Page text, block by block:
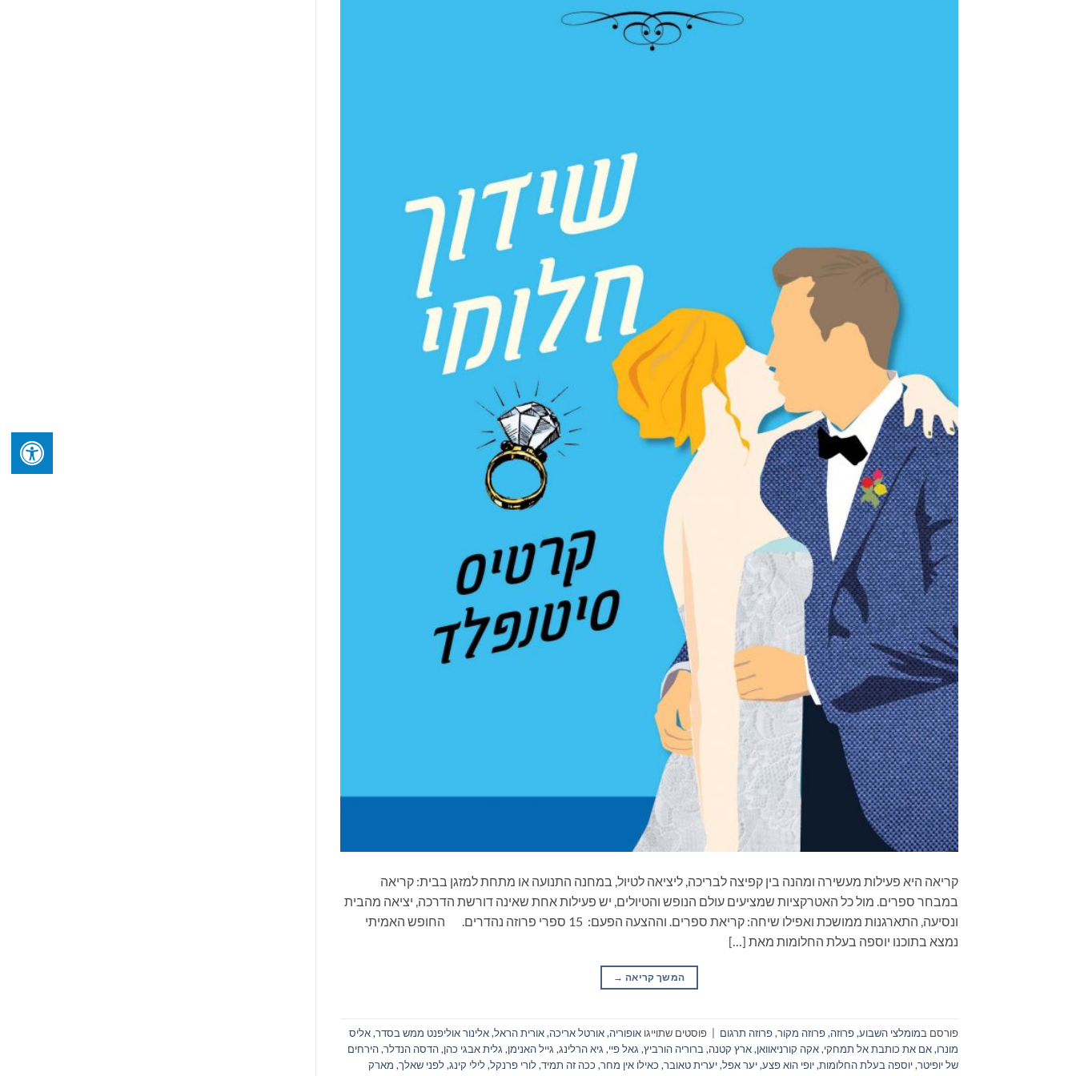
קריאה היא פעילות מעשירה ומהנה בין קפיצה לבריכה, ליציאה לטיול, במחנה התנועה או מתחת למזגן בבית: קריאה
במבחר ספרים. מול כל האטרקציות שמציעים עולם הנופש והטיולים, יש פעילות אחת שאינה דורשת הדרכה, יציאה מהבית
ונסיעה, התארגנות ממושכת ואפילו שיחה: קריאת ספרים. וההצעה הפעם: 15 ספרי פרוזה נהדרים. החופש האמיתי
נמצא בתוכנו יוספה בעלת החלומות מאת […]
המשך קריאה →
פורסם במומלצי השבוע,פרוזה,פרוזה מקור,פרוזה תרגום פוסטים שתוייגו אופוריה,אורטל אריכה,אורית הראל,אלינור אוליפנט ממש בסדר,אליס
מונרו,אם את כותבת אל תמחקי,אקה קורניאוואן,ארץ קטנה, ברוריה הורביץ, גאל פיי, גיא הרלינג, גייל האנימן, גלית אבגי כהן,הדסה הנדלר,הירחים
של יופיטר,יוספה בעלת החלומות,יופי הוא פצע,יער אפל,יערית טאובר, כאילו אין מחר, ככה זה תמיד,לורי פרנקל,לילי קינג,לפני שאלך, מארק